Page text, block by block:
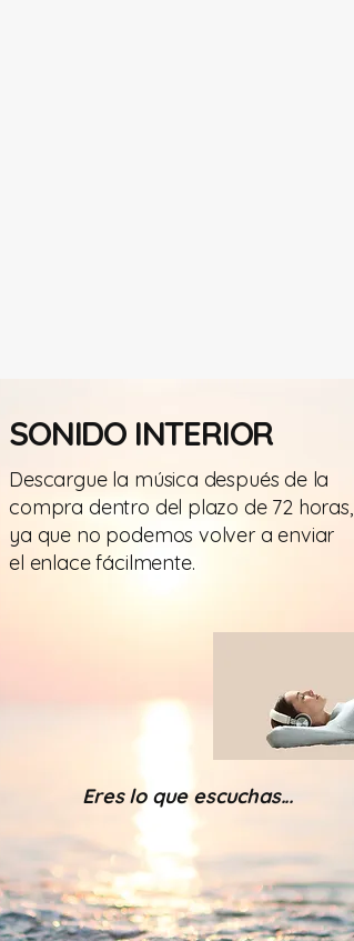
SONIDO INTERIOR
Descargue la música después de la
compra dentro del plazo de 72 horas,
ya que no podemos volver a enviar
el enlace fácilmente.
Eres lo que escuchas...